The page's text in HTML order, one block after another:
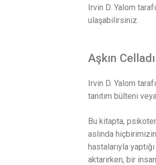
Irvin D. Yalom
ulaşabilirsiniz.
Aşkın
Irvin D. Yalom
tanıtım bülteni
Bu kitapta,
aslında
hastalarıyla
aktarırken, bir